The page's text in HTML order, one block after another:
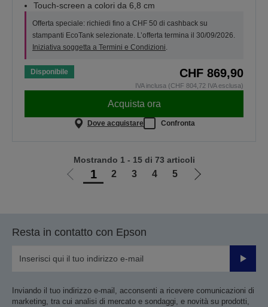
Touch-screen a colori da 6,8 cm
Offerta speciale: richiedi fino a CHF 50 di cashback su
stampanti EcoTank selezionate. L’offerta termina il 30/09/2026.
Iniziativa soggetta a Termini e Condizioni.
Disponibile CHF 869,90
IVA inclusa (CHF 804,72 IVA esclusa)
Acquista ora
Dove acquistare Confronta
Vai
1 2 3 4 5
Vai
Mostrando 1 - 15 di 73 articoli
Resta in contatto con Epson
Invia
Inviando il tuo indirizzo e-mail, acconsenti a ricevere comunicazioni di
marketing, tra cui analisi di mercato e sondaggi, e novità su prodotti,